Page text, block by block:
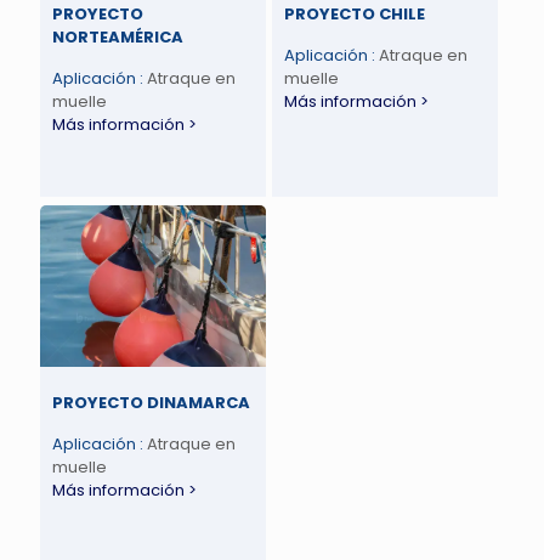
PROYECTO
NORTEAMÉRICA
Aplicación : Atraque en
muelle
Más información >
PROYECTO CHILE
Aplicación : Atraque en
muelle
Más información >
PROYECTO DINAMARCA
Aplicación : Atraque en
muelle
Más información >